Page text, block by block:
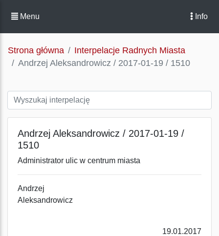
Menu Info
Strona główna
Interpelacje Radnych Miasta
Andrzej Aleksandrowicz / 2017-01-19 / 1510
Andrzej Aleksandrowicz / 2017-01-19 /
1510
Administrator ulic w centrum miasta
Andrzej
Aleksandrowicz
19.01.2017